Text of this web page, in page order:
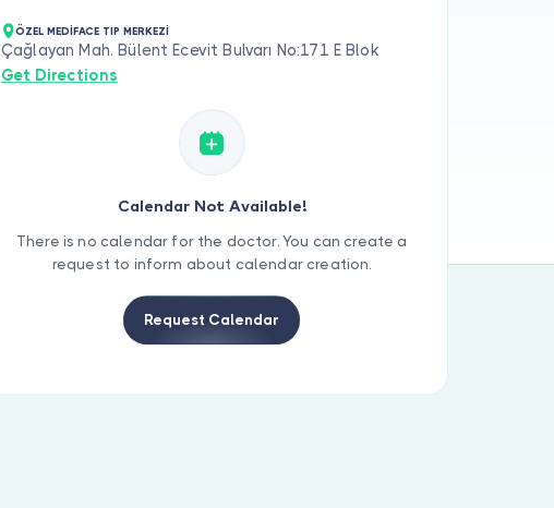
ÖZEL MEDİFACE TIP MERKEZİ
Çağlayan Mah. Bülent Ecevit Bulvarı No:171 E Blok
Get Directions
Calendar Not Available!
There is no calendar for the doctor. You can create a
request to inform about calendar creation.
Request Calendar